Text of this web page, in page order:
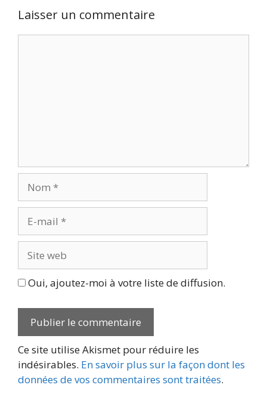
Laisser un commentaire
mail
web
Oui, ajoutez-moi à votre liste de diffusion.
Ce site utilise Akismet pour réduire les
indésirables. En savoir plus sur la façon dont les
données de vos commentaires sont traitées.